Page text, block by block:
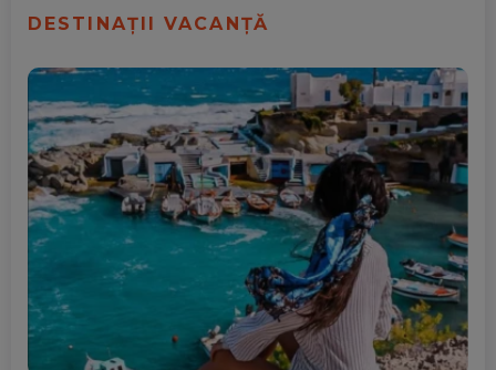
DESTINAȚII VACANȚĂ